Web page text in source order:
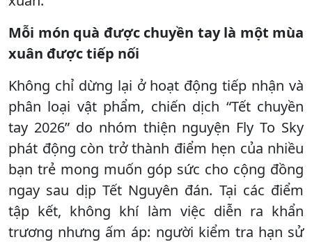
Mỗi món quà được chuyền tay là một mùa
xuân được tiếp nối
Không chỉ dừng lại ở hoạt động tiếp nhận và
phân loại vật phẩm, chiến dịch “Tết chuyền
tay 2026” do nhóm thiện nguyện Fly To Sky
phát động còn trở thành điểm hẹn của nhiều
bạn trẻ mong muốn góp sức cho cộng đồng
ngay sau dịp Tết Nguyên đán. Tại các điểm
tập kết, không khí làm việc diễn ra khẩn
trương nhưng ấm áp: người kiểm tra hạn sử